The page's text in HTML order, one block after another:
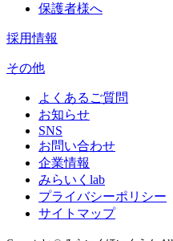
保護者様へ
採用情報
その他
よくあるご質問
お知らせ
SNS
お問い合わせ
企業情報
みらいくlab
プライバシーポリシー
サイトマップ